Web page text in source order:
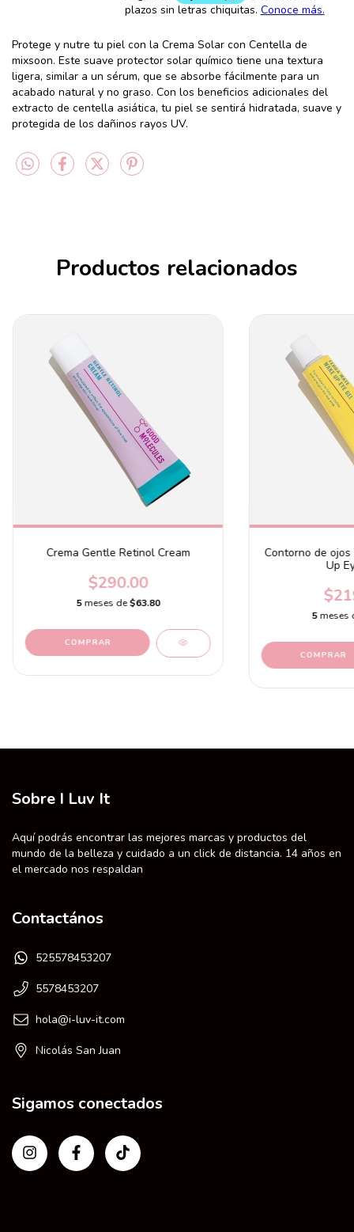
Protege y nutre tu piel con la Crema Solar con Centella de
mixsoon. Este suave protector solar químico tiene una textura
ligera, similar a un sérum, que se absorbe fácilmente para un
acabado natural y no graso. Con los beneficios adicionales del
extracto de centella asiática, tu piel se sentirá hidratada, suave y
protegida de los dañinos rayos UV.
Productos relacionados
Crema Gentle Retinol Cream
$290.00
5 meses de$63.80
Contorno de
Up
5meses
Sobre I Luv It
Aquí podrás encontrar las mejores marcas y productos del
mundo de la belleza y cuidado a un click de distancia. 14 años en
el mercado nos respaldan
Contactános
525578453207
5578453207
hola@i-luv-it.com
Nicolás San Juan
Sigamos conectados